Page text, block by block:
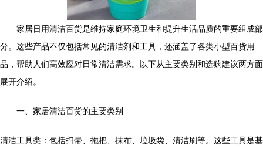
家居日用清洁百货是维持家庭环境卫生和提升生活品质的重要组成部
分。这些产品不仅包括常见的清洁剂和工具，还涵盖了各类小型百货用
品，帮助人们高效应对日常清洁需求。以下从主要类别和选购建议两方面
展开介绍。
一、家居清洁百货的主要类别
清洁工具类：包括扫帚、拖把、抹布、垃圾袋、清洁刷等。这些工具是基